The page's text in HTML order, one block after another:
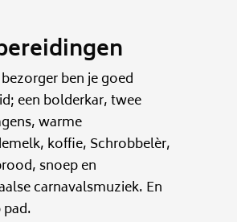
ben je goed
een bolderkar, twee
warme
koffie, Schrobbelèr,
snoep en
carnavalsmuziek. En